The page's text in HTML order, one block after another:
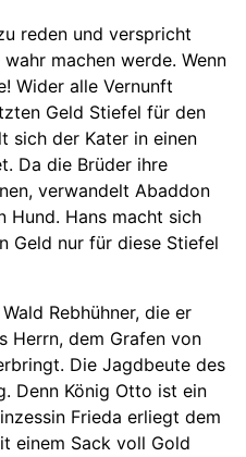
reden und verspricht
machen werde. Wenn
Wider alle Vernunft
Geld Stiefel für den
sich der Kater in einen
Da die Brüder ihre
verwandelt Abaddon
Hund. Hans macht sich
Geld nur für diese Stiefel
Rebhühner, die er
Herrn, dem Grafen von
Die Jagdbeute des
Denn König Otto ist ein
Frieda erliegt dem
einem Sack voll Gold